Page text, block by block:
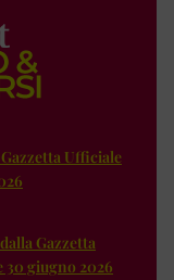
Ufficiale
Gazzetta
30 giugno 2026